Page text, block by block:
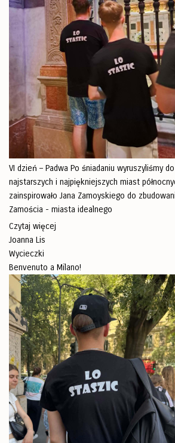
VI dzień – Padwa Po śniadaniu wyruszyliśmy
najstarszych i najpiękniejszych miast
zainspirowało Jana Zamoyskiego do
Zamościa - miasta idealnego
Czytaj więcej
Joanna Lis
Wycieczki
Benvenuto a Milano!